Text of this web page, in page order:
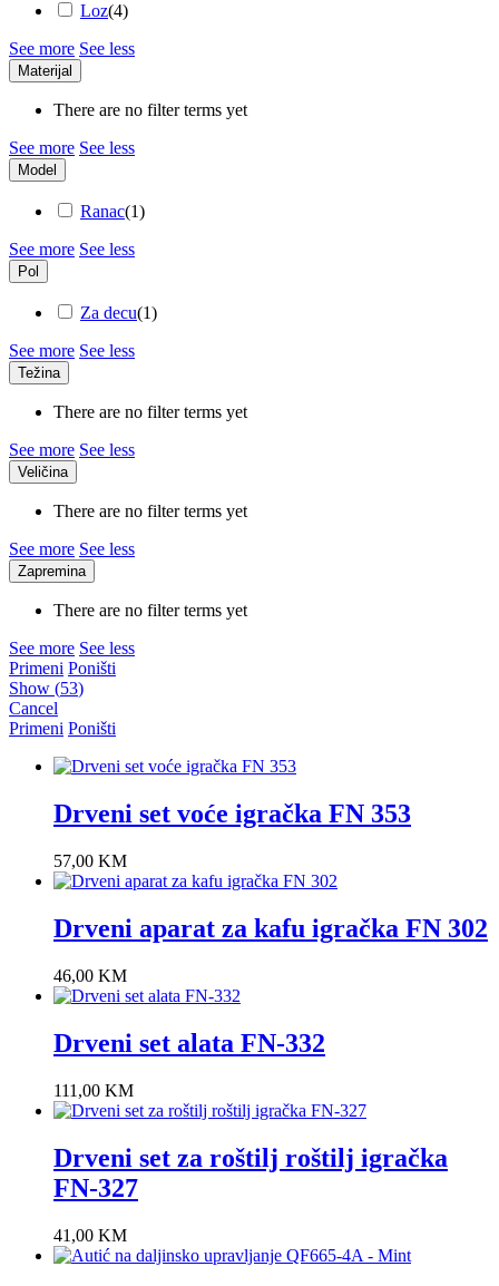
Loz(4)
See more See less
Materijal
There are no filter terms yet
See more See less
Model
Ranac(1)
See more See less
Pol
Za decu(1)
See more See less
Težina
There are no filter terms yet
See more See less
Veličina
There are no filter terms yet
See more See less
Zapremina
There are no filter terms yet
See more See less
Primeni Poništi
Show (53)
Cancel
Primeni Poništi
Drveni set voće igračka FN 353
57,00 KM
Drveni aparat za kafu igračka FN 302
46,00 KM
Drveni set alata FN-332
111,00 KM
Drveni set za roštilj roštilj igračka
FN-327
41,00 KM